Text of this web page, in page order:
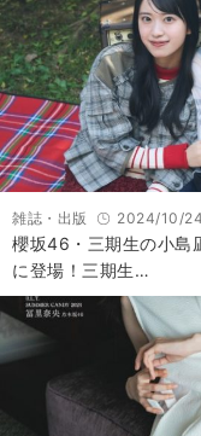
雑誌・出版 2024/10/24
櫻坂46・三期生の小島
に登場！三期生…